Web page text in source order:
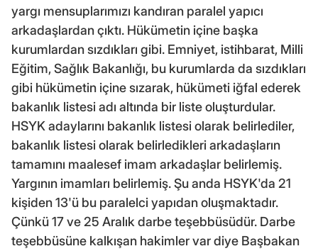
yargı mensuplarımızı kandıran paralel yapıcı
arkadaşlardan çıktı. Hükümetin içine başka
kurumlardan sızdıkları gibi. Emniyet, istihbarat, Milli
Eğitim, Sağlık Bakanlığı, bu kurumlarda da sızdıkları
gibi hükümetin içine sızarak, hükümeti iğfal ederek
bakanlık listesi adı altında bir liste oluşturdular.
HSYK adaylarını bakanlık listesi olarak belirlediler,
bakanlık listesi olarak belirledikleri arkadaşların
tamamını maalesef imam arkadaşlar belirlemiş.
Yargının imamları belirlemiş. Şu anda HSYK'da 21
kişiden 13'ü bu paralelci yapıdan oluşmaktadır.
Çünkü 17 ve 25 Aralık darbe teşebbüsüdür. Darbe
teşebbüsüne kalkışan hakimler var diye Başbakan